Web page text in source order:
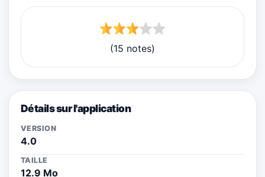
(15 notes)
Détails sur l'application
VERSION
4.0
TAILLE
12.9 Mo